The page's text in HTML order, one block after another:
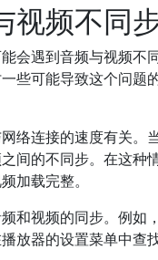
视频不同
会遇到音频与视频
些可能导致这个问
络连接的速度有关
间的不同步。在这
加载完整。
和视频的同步。例
放器的设置菜单中